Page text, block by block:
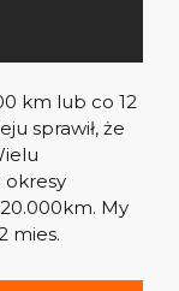
km lub co 12
sprawił, że
My
mies.